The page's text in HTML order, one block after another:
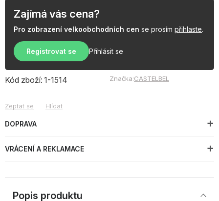
Zajímá vás cena?
Pro zobrazení velkoobchodních cen se prosím přihlaste.
Registrovat se Přihlásit se
Kód zboží: 1-1514 Značka:CASTELBEL
Zeptat se Hlídat
DOPRAVA
VRÁCENÍ A REKLAMACE
Popis produktu